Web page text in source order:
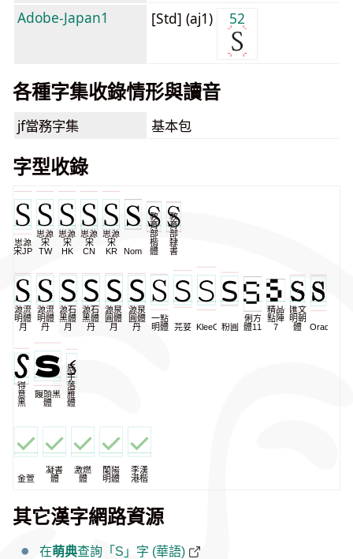
Adobe-Japan1 [Std] (aj1) 52
各種字集收錄情形與讀音
jf當務字集 基本包
字型收錄
思源
宋JP
思源
宋
TW
思源
宋
HK
思源
宋
CN
思源
宋
KR
NomNaTong
教
育
部
楷
體
教
育
部
隸
書
源流
明體
月
源流
明體
丹
源石
黑體
月
源石
黑體
丹
源泉
圓體
月
源泉
圓體
丹
一點
明體
芫荽 KleeOne粉圓
俐方
體11
精品
點陣
7
匯文
明朝
體
Oradano
得
意
黑
饅頭黑
體
辰
宇
落
雁
體
金萱
凝書
體
激燃
體
蘭陽
明體
李漢
港楷
其它漢字網路資源
在萌典查詢「S」字 (華語)